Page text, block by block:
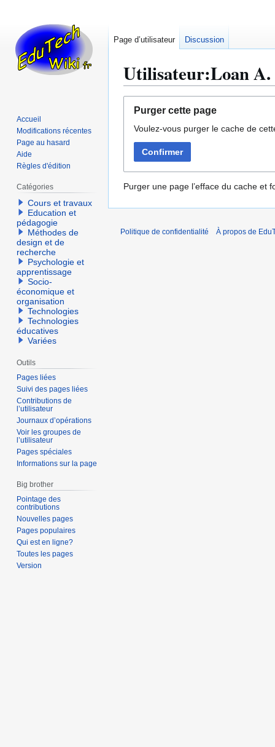
Utilisateur:Loan
navigation
recherche
Purger cette page
Voulez-vous purger le cache de
Confirmer
Purger une page l’efface du cache et
Page d’utilisateur Discussion
Accueil
Modifications récentes
Page au hasard
Aide
Règles d'édition
Catégories
Cours et travaux
Education et
pédagogie
Méthodes de
design et de
recherche
Psychologie et
apprentissage
Socio-
économique et
organisation
Technologies
Technologies
éducatives
Variées
Outils
Pages liées
Suivi des pages liées
Contributions de
l’utilisateur
Journaux d’opérations
Voir les groupes de
l’utilisateur
Pages spéciales
Informations sur la page
Big brother
Pointage des
contributions
Nouvelles pages
Pages populaires
Qui est en ligne?
Toutes les pages
Version
Politique de confidentialité À propos de